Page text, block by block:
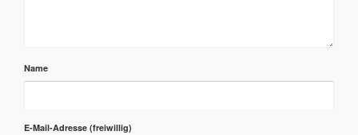
Name
E-Mail-Adresse